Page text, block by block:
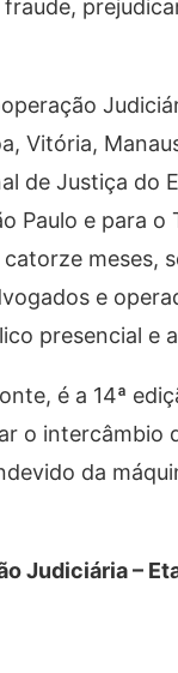
Vitória,
de Justiça do
Paulo e para
e
presencial e
é a 14ª
o
da
Judiciária –